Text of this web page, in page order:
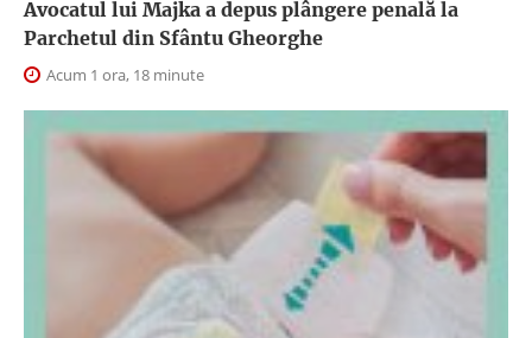
Avocatul lui Majka a depus plângere penală la
Parchetul din Sfântu Gheorghe
Acum 1 ora, 18 minute